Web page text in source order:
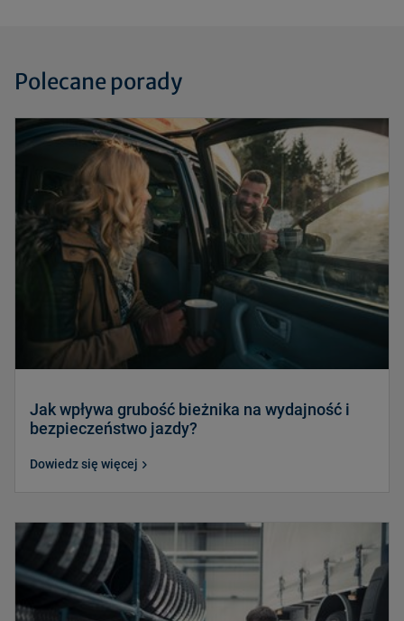
Polecane porady
Jak wpływa grubość bieżnika na wydajność i
bezpieczeństwo jazdy?
Dowiedz się więcej